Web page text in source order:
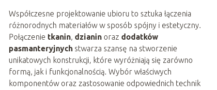
Współczesne projektowanie ubioru to sztuka łączenia
różnorodnych materiałów w sposób spójny i estetyczny.
Połączenie tkanin, dzianinoraz dodatków
pasmanteryjnychstwarza szansę na stworzenie
unikatowych konstrukcji, które wyróżniają się zarówno
formą, jak i funkcjonalnością. Wybór właściwych
komponentów oraz zastosowanie odpowiednich technik